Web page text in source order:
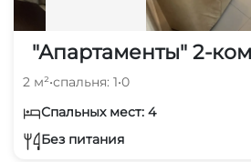
"Апартаменты" 2-
2 м²•спальня: 1•0
Спальных мест: 4
Без питания